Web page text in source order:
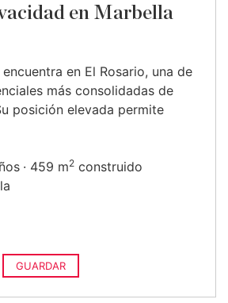
en Marbella
en El Rosario, una de
más consolidadas de
posición elevada permite
459 m2 construido
GUARDAR